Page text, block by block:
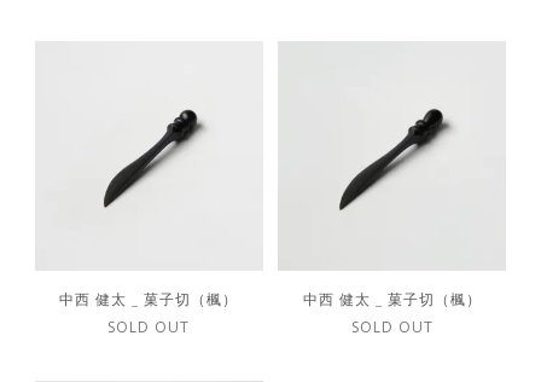
中西 健太 _ 菓子切（楓）
SOLD OUT
中西 健太 _ 菓子切（楓）
SOLD OUT